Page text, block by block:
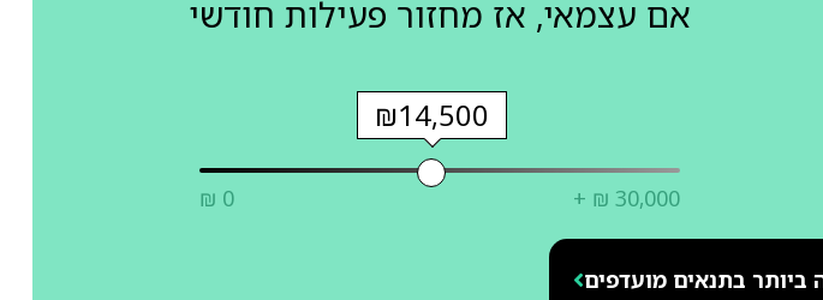
אם עצמאי, אז מחזור פעילות חודשי
₪14,500
₪ 0 + ₪ 30,000
בתנאים מועדפים